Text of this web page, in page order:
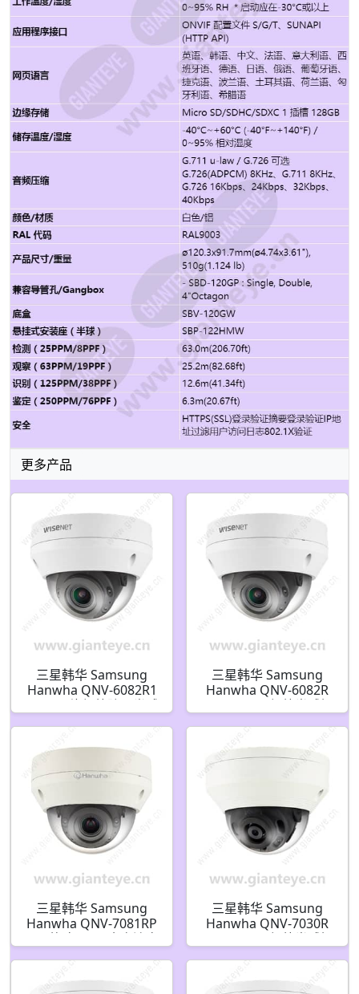
更多产品
三星韩华 Samsung
Hanwha QNV-6082R1
2MP 网络红外防暴半球
三星韩华 Samsung
Hanwha QNV-6082R
2MP H.265 红外半球摄
三星韩华 Samsung
Hanwha QNV-7081RP
1/3 英寸 4MP 全高清宽
三星韩华 Samsung
Hanwha QNV-7030R
4MP H.265 红外半球摄